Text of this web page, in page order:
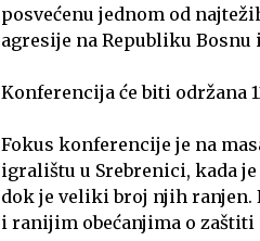
posvećenu jednom od
agresije na Republiku Bosnu
Konferencija će biti održana
Fokus konferencije je na
igralištu u Srebrenici, kada
dok je veliki broj njih ranjen.
i ranijim obećanjima o zaštiti